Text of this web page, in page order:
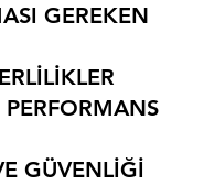
GEREKEN
GÜVENLİĞİ